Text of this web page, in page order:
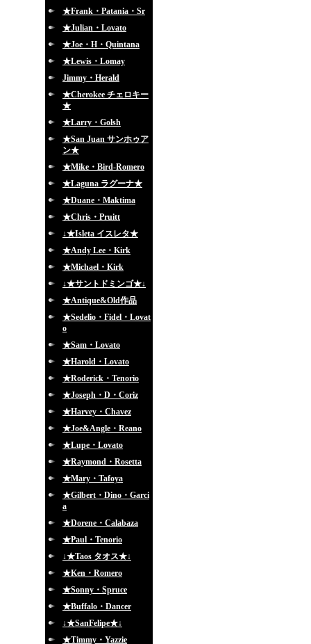
★Frank・Patania・Sr
★Julian・Lovato
★Joe・H・Quintana
★Lewis・Lomay
Jimmy・Herald
★Cherokee チェロキー
★
★Larry・Golsh
★San Juan サンホゥア
ン★
★Mike・Bird-Romero
★Laguna ラグーナ★
★Duane・Maktima
★Chris・Pruitt
↓★Isleta イスレタ★
★Andy Lee・Kirk
★Michael・Kirk
↓★サントドミンゴ★↓
★Antique&Old作品
★Sedelio・Fidel・Lovat
o
★Sam・Lovato
★Harold・Lovato
★Roderick・Tenorio
★Joseph・D・Coriz
★Harvey・Chavez
★Joe&Angle・Reano
★Lupe・Lovato
★Raymond・Rosetta
★Mary・Tafoya
★Gilbert・Dino・Garci
a
★Dorene・Calabaza
★Paul・Tenorio
↓★Taos タオス★↓
★Ken・Romero
★Sonny・Spruce
★Buffalo・Dancer
↓★SanFelipe★↓
★Timmy・Yazzie